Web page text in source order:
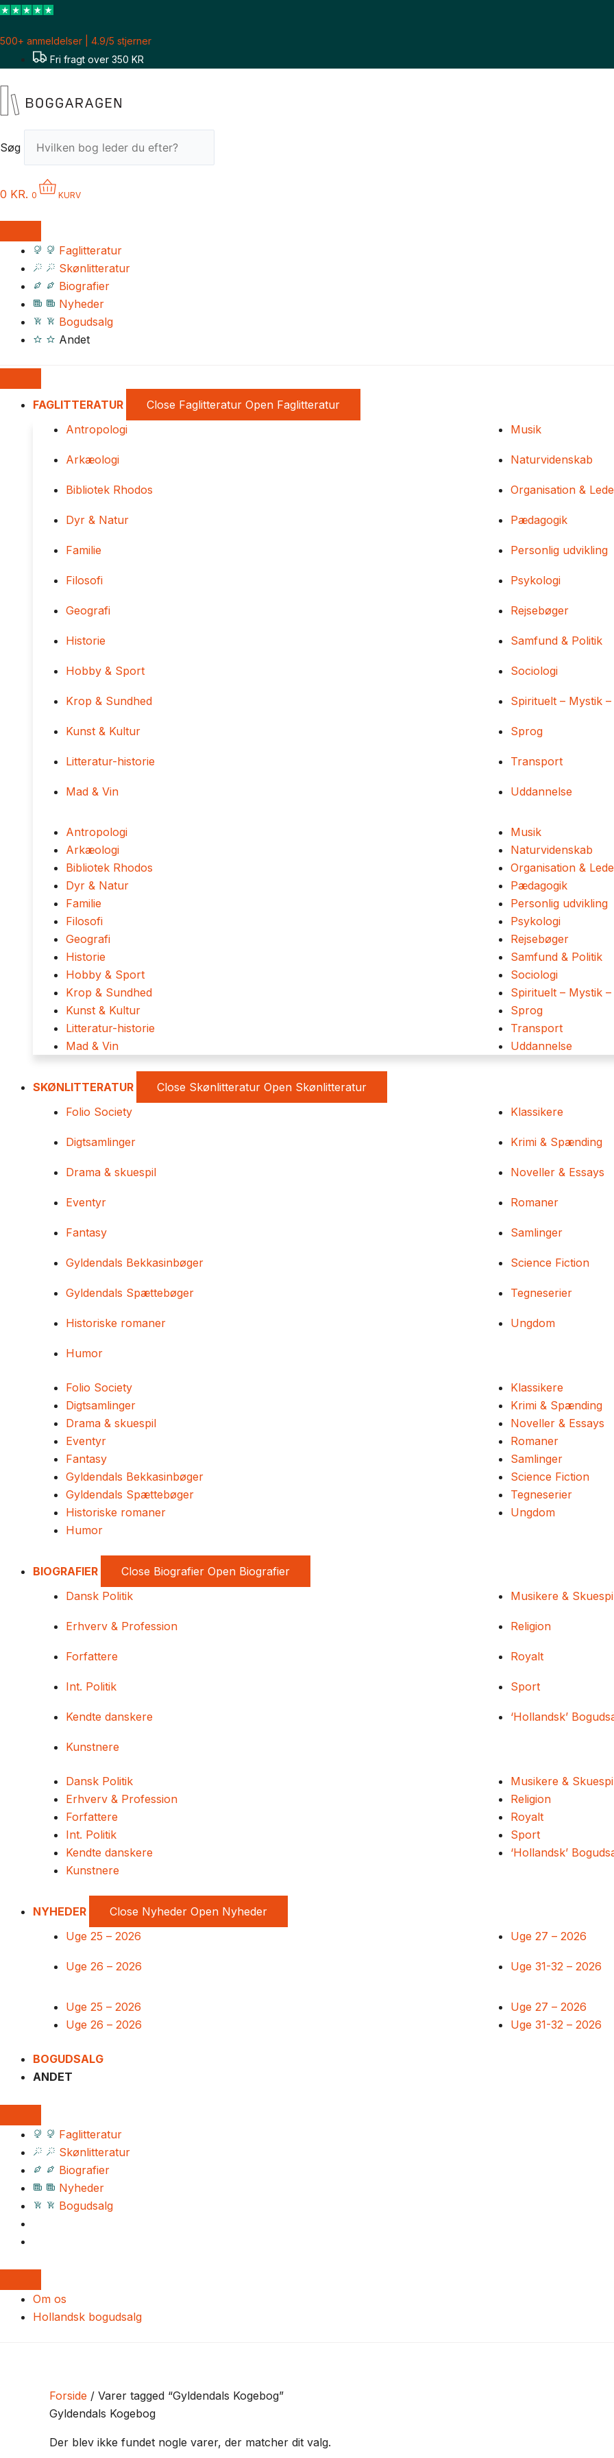
Gå
indholdet
500+ anmeldelser | 4.9/5 stjerner
Fri fragt over 350 KR
Søg
0 KR. 0 KURV
Faglitteratur
Skønlitteratur
Biografier
Nyheder
Bogudsalg
Andet
FAGLITTERATUR Close Faglitteratur Open Faglitteratur
Antropologi
Arkæologi
Bibliotek Rhodos
Dyr & Natur
Familie
Filosofi
Geografi
Historie
Hobby & Sport
Krop & Sundhed
Kunst & Kultur
Litteratur-historie
Mad & Vin
Musik
Naturvidenskab
Organisation &
Pædagogik
Personlig udvikling
Psykologi
Rejsebøger
Samfund & Politik
Sociologi
Spirituelt – Mystik
Sprog
Transport
Uddannelse
Antropologi
Arkæologi
Bibliotek Rhodos
Dyr & Natur
Familie
Filosofi
Geografi
Historie
Hobby & Sport
Krop & Sundhed
Kunst & Kultur
Litteratur-historie
Mad & Vin
Musik
Naturvidenskab
Organisation &
Pædagogik
Personlig udvikling
Psykologi
Rejsebøger
Samfund & Politik
Sociologi
Spirituelt – Mystik
Sprog
Transport
Uddannelse
SKØNLITTERATUR Close Skønlitteratur Open Skønlitteratur
Folio Society
Digtsamlinger
Drama & skuespil
Eventyr
Fantasy
Gyldendals Bekkasinbøger
Gyldendals Spættebøger
Historiske romaner
Humor
Klassikere
Krimi & Spænding
Noveller & Essays
Romaner
Samlinger
Science Fiction
Tegneserier
Ungdom
Folio Society
Digtsamlinger
Drama & skuespil
Eventyr
Fantasy
Gyldendals Bekkasinbøger
Gyldendals Spættebøger
Historiske romaner
Humor
Klassikere
Krimi & Spænding
Noveller & Essays
Romaner
Samlinger
Science Fiction
Tegneserier
Ungdom
BIOGRAFIER Close Biografier Open Biografier
Dansk Politik
Erhverv & Profession
Forfattere
Int. Politik
Kendte danskere
Kunstnere
Musikere &
Religion
Royalt
Sport
‘Hollandsk’
Dansk Politik
Erhverv & Profession
Forfattere
Int. Politik
Kendte danskere
Kunstnere
Musikere &
Religion
Royalt
Sport
‘Hollandsk’
NYHEDER Close Nyheder Open Nyheder
Uge 25 – 2026
Uge 26 – 2026
Uge 27 – 2026
Uge 31-32 – 2026
Uge 25 – 2026
Uge 26 – 2026
Uge 27 – 2026
Uge 31-32 – 2026
BOGUDSALG
ANDET
Faglitteratur
Skønlitteratur
Biografier
Nyheder
Bogudsalg
Om os
Hollandsk bogudsalg
Forside / Varer tagged “Gyldendals Kogebog”
Gyldendals Kogebog
Der blev ikke fundet nogle varer, der matcher dit valg.